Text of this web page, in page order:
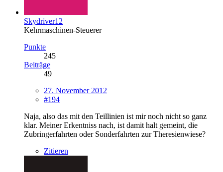
Skydriver12
Kehrmaschinen-Steuerer
Punkte
245
Beiträge
49
27. November 2012
#194
Naja, also das mit den Teillinien ist mir noch nicht so ganz
klar. Meiner Erkentniss nach, ist damit halt gemeint, die
Zubringerfahrten oder Sonderfahrten zur Theresienwiese?
Zitieren